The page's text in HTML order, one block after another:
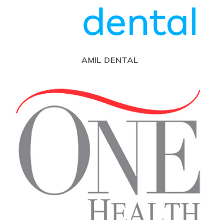
AMIL DENTAL